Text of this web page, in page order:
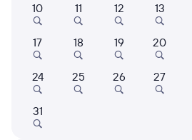
Когда
Кто едет
10 11 12 13
17 18 19 20
24 25 26 27
31